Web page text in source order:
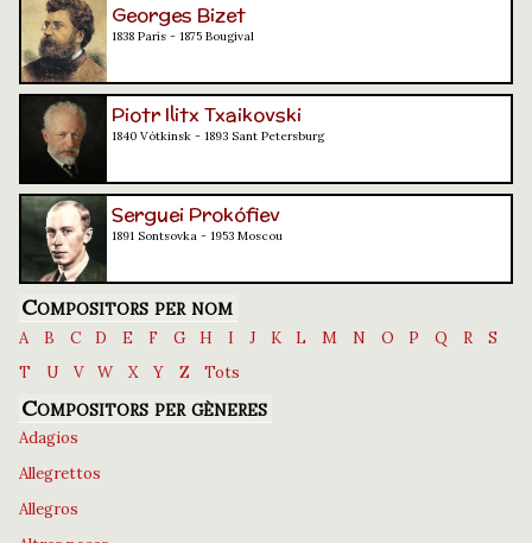
Georges Bizet
1838 París - 1875 Bougival
Piotr Ilitx Txaikovski
1840 Vótkinsk - 1893 Sant Petersburg
Serguei Prokófiev
1891 Sontsovka - 1953 Moscou
Compositors per nom
A B C D E F G H I J K L M N O P Q R
S
T
U V W X Y Z Tots
Compositors per gèneres
Adagios
Allegrettos
Allegros